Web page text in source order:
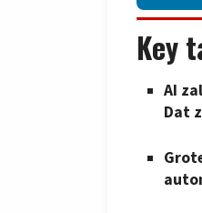
Key
AI
Dat